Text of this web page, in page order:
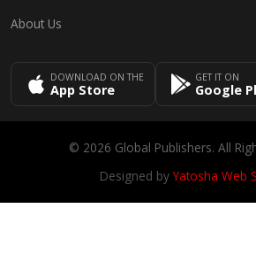
About Us
DOWNLOAD ON THE
App Store
GET IT ON
Google
© 2026 Global Publishers. All
Designed byYatosha Web